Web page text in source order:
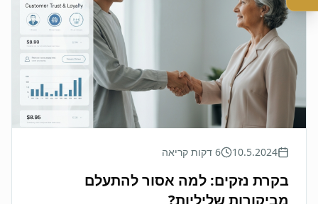
10.5.2024 6 דקות קריאה
בקרת נזקים: למה אסור להתעלם